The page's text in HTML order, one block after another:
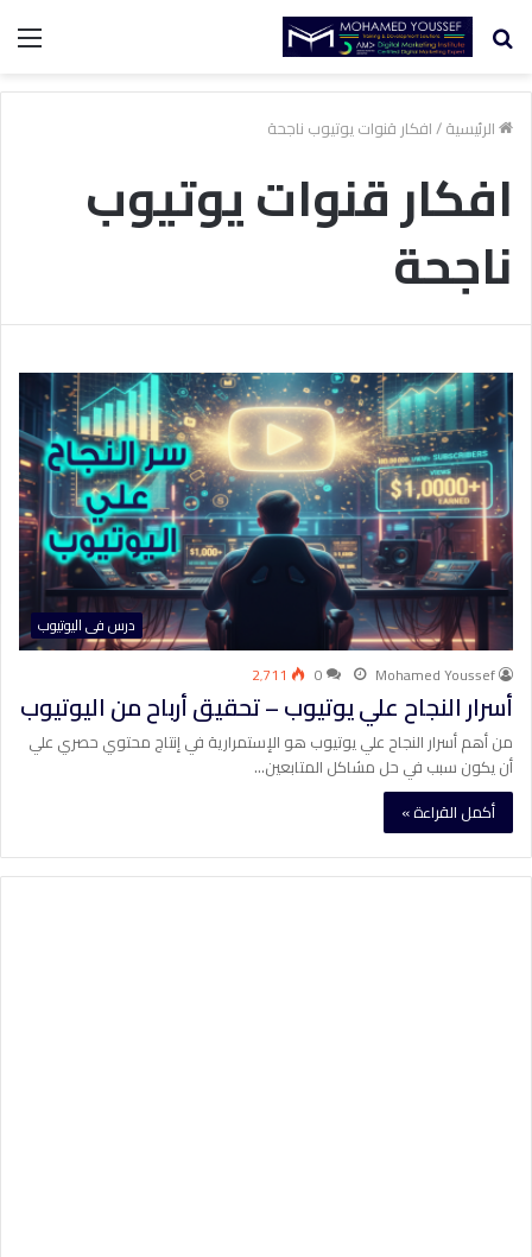
بحث
الرئيسية/افكار قنوات يوتيوب ناجحة
افكار قنوات يوتيوب
ناجحة
درس فى اليوتيوب
Mohamed Youssef
0 2٬711
أسرار النجاح علي يوتيوب – تحقيق أرباح من اليوتيوب
من أهم أسرار النجاح علي يوتيوب هو الإستمرارية في إنتاج محتوي حصري علي
أن يكون سبب في حل مشاكل المتابعين…
أكمل القراءة »